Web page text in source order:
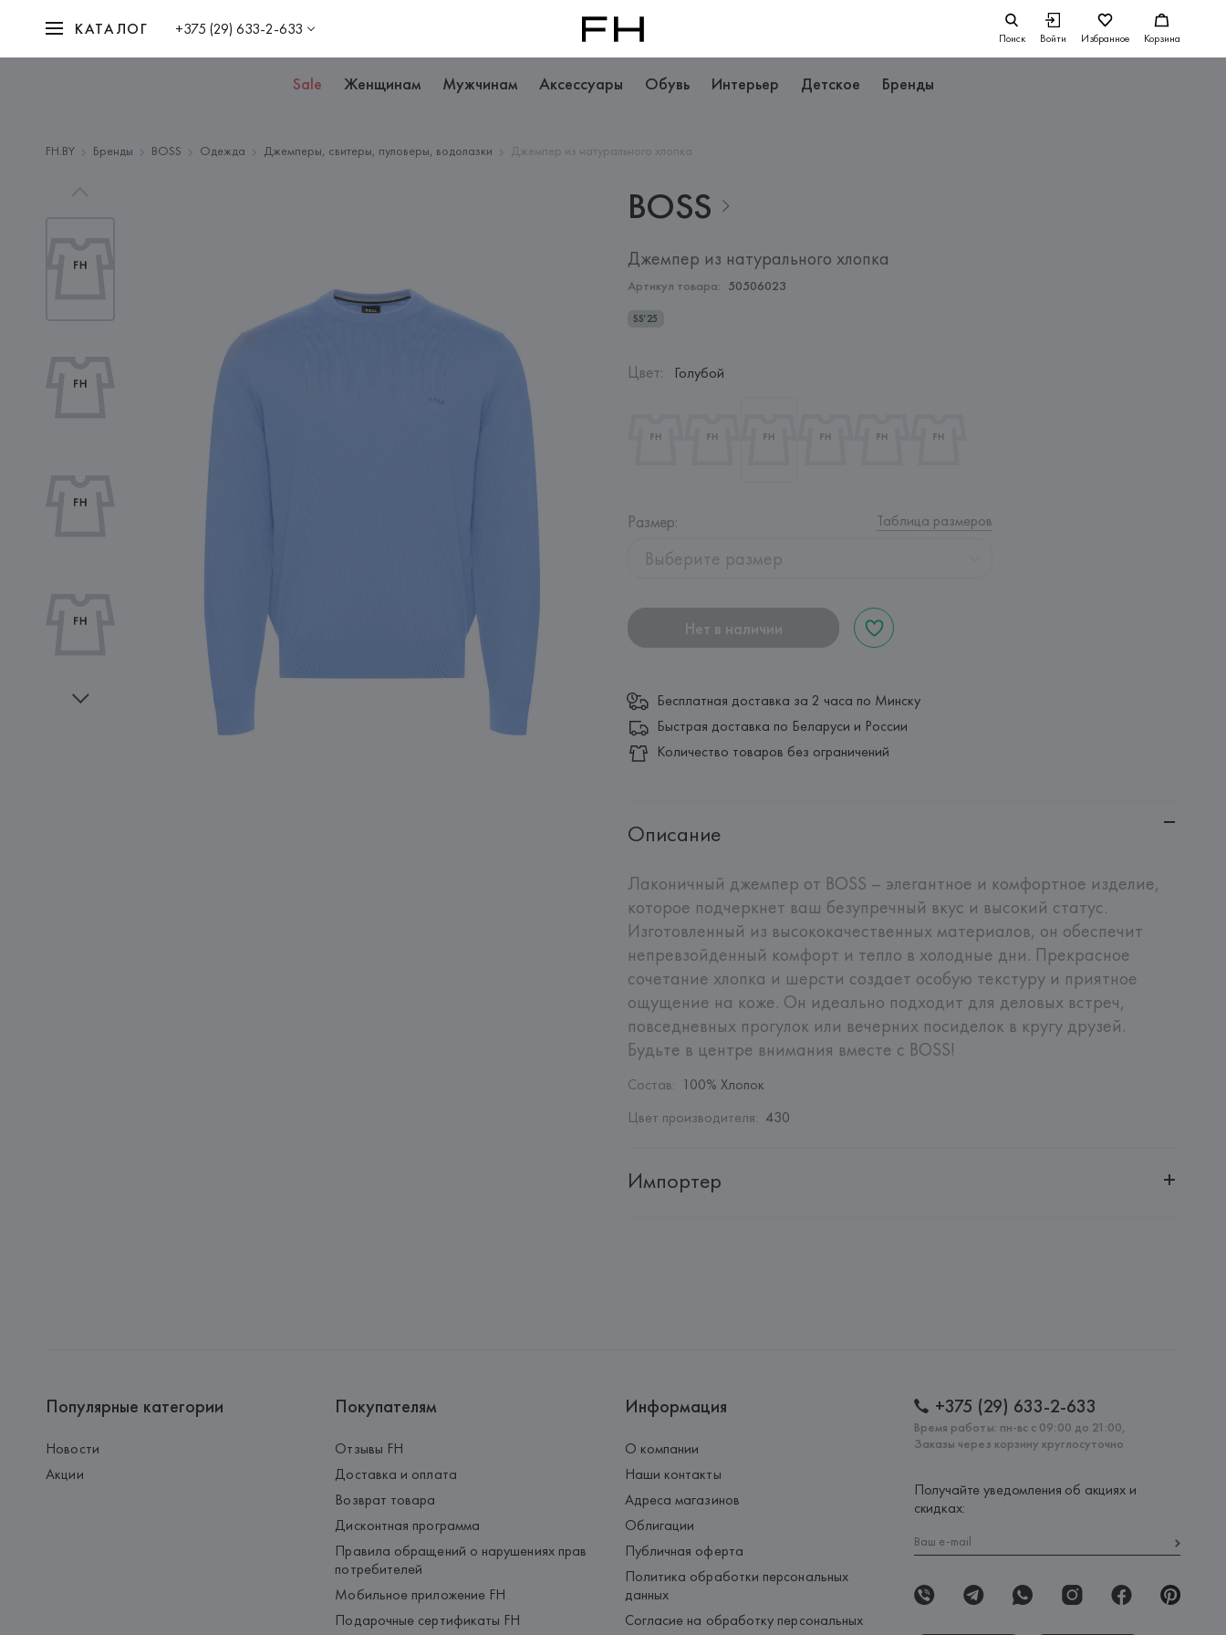
КАТАЛОГ +375 (29) 633-2-633 Поиск Войти Избранное Корзина
Sale Женщинам Мужчинам Аксессуары Обувь Интерьер Детское Бренды
FH.BY Бренды BOSS Одежда Джемперы, свитеры, пуловеры, водолазки Джемпер из натурального хлопка
BOSS
Джемпер из натурального хлопка
Артикул товара: 50506023
SS’25
Цвет: Голубой
Размер: Таблица размеров
Выберите размер
Нет в наличии
Бесплатная доставка за 2 часа по Минску
Быстрая доставка по Беларуси и России
Количество товаров без ограничений
Описание
Лаконичный джемпер от BOSS – элегантное и комфортное изделие,
которое подчеркнет ваш безупречный вкус и высокий статус.
Изготовленный из высококачественных материалов, он обеспечит
непревзойденный комфорт и тепло в холодные дни. Прекрасное
сочетание хлопка и шерсти создает особую текстуру и приятное
ощущение на коже. Он идеально подходит для деловых встреч,
повседневных прогулок или вечерних посиделок в кругу друзей.
Будьте в центре внимания вместе с BOSS!
Состав: 100% Хлопок
Цвет производителя: 430
Импортер
Популярные категории
Новости
Акции
Покупателям
Отзывы FH
Доставка и оплата
Возврат товара
Дисконтная программа
Правила обращений о нарушениях прав
потребителей
Мобильное приложение FH
Подарочные сертификаты FH
Информация
О компании
Наши контакты
Адреса магазинов
Облигации
Публичная оферта
Политика обработки персональных
данных
Согласие на обработку персональных
+375 (29) 633-2-633
Время работы: пн-вс с 09:00 до 21:00,
Заказы через корзину круглосуточно
Получайте уведомления об акциях и
скидках: